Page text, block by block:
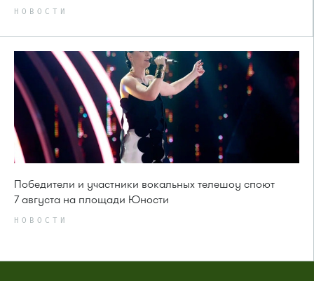
НОВОСТИ
Победители и участники вокальных телешоу споют
7 августа на площади Юности
НОВОСТИ